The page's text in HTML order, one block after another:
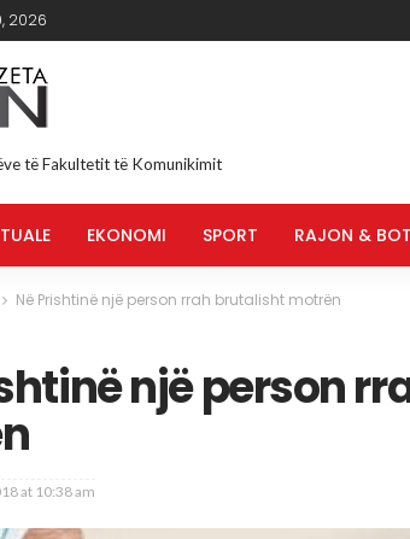
2026
të Fakultetit të Komunikimit
EKONOMI SPORT RAJON &
Në Prishtinë një person rrah brutalisht motrën
një person
at 10:38 am